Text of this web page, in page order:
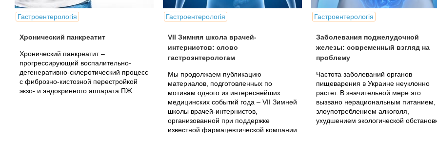
Гастроентерологія
Хронический панкреатит
Хронический панкреатит –
прогрессирующий воспалительно-
дегенеративно-склеротический процесс
с фиброзно-кистозной перестройкой
экзо- и эндокринного аппарата ПЖ.
Гастроентерологія
VII Зимняя школа врачей-
интернистов: слово
гастроэнтерологам
Мы продолжаем публикацию
материалов, подготовленных по
мотивам одного из интереснейших
медицинских событий года – VII Зимней
школы врачей-интернистов,
организованной при поддержке
известной фармацевтической компании
Гастроентерологія
Заболевания поджелудочной
железы: современный взгляд на
проблему
Частота заболеваний органов
пищеварения в Украине неуклонно
растет. В значительной мере это
вызвано нерациональным питанием,
злоупотреблением алкоголя,
ухудшением экологической